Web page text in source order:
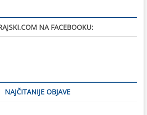
NA FACEBOOKU:
NAJČITANIJE OBJAVE